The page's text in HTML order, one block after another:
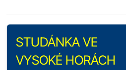
STUDÁNKA VE
VYSOKÉ HORÁCH